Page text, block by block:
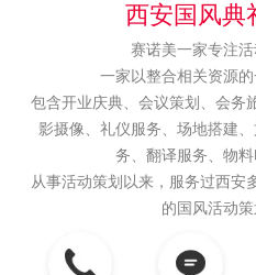
西安国风典
赛诺美一家专注活
一家以整合相关资源
包含开业庆典、会议策划、会务
影摄像、礼仪服务、场地搭建
务、翻译服务、物
从事活动策划以来，服务过西安
的国风活动